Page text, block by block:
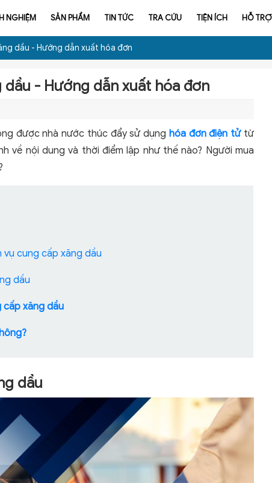
NGHIỆM SẢN PHẨM TIN TỨC TRA CỨU TIỆN ÍCH HỖ TRỢ
dầu - Hướng dẫn xuất hóa đơn
- Hướng dẫn xuất hóa đơn
được nhà nước thúc đẩy sử dụng hóa đơn điện tửtừ
về nội dung và thời điểm lập như thế nào? Người mua
vụ cung cấp xăng dầu
dầu
cấp xăng dầu
dầu